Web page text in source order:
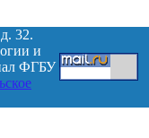
32.
и
ФГБУ